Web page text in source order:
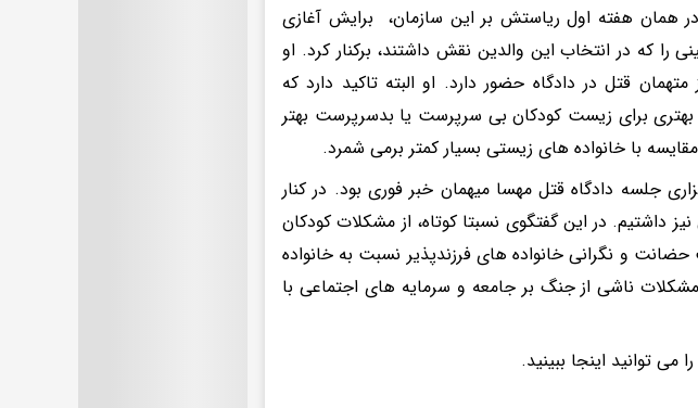
همان هفته اول ریاستش بر این سازمان، برایش آغازی
را که در انتخاب این والدین نقش داشتند، برکنار کرد. او
قتل در دادگاه حضور دارد. او البته تاکید دارد که
بهتری برای زیست کودکان بی سرپرست یا بدسرپرست بهتر
با خانواده های زیستی بسیار کمتر برمی شمرد.
جلسه دادگاه قتل مهسا میهمان خبر فوری بود. در کنار
در این گفتگوی نسبتا کوتاه، از مشکلات کودکان
و نگرانی خانواده های فرزندپذیر نسبت به خانواده
مشکلات ناشی از جنگ بر جامعه و سرمایه های اجتماعی با
توانید اینجا ببینید.